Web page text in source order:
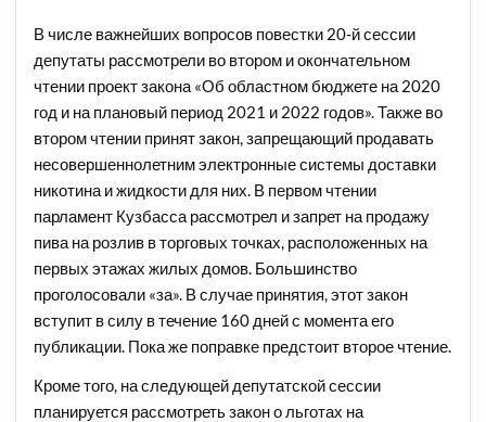
В числе важнейших вопросов повестки 20-й сессии
депутаты рассмотрели во втором и окончательном
чтении проект закона «Об областном бюджете на 2020
год и на плановый период 2021 и 2022 годов». Также во
втором чтении принят закон, запрещающий продавать
несовершеннолетним электронные системы доставки
никотина и жидкости для них. В первом чтении
парламент Кузбасса рассмотрел и запрет на продажу
пива на розлив в торговых точках, расположенных на
первых этажах жилых домов. Большинство
проголосовали «за». В случае принятия, этот закон
вступит в силу в течение 160 дней с момента его
публикации. Пока же поправке предстоит второе чтение.
Кроме того, на следующей депутатской сессии
планируется рассмотреть закон о льготах на